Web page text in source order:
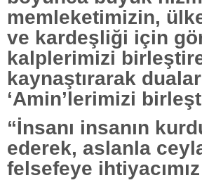
memleketimizin,
ve kardeşliği için
kalplerimizi
kaynaştırarak
‘Amin’lerimizi
“İnsanı insanın
ederek, aslanla
felsefeye